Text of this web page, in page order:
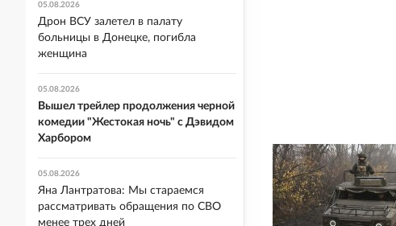
05.08.2026
Дрон ВСУ залетел в палату
больницы в Донецке, погибла
женщина
05.08.2026
Вышел трейлер продолжения черной
комедии "Жестокая ночь" с Дэвидом
Харбором
05.08.2026
Яна Лантратова: Мы стараемся
рассматривать обращения по СВО
менее трех дней